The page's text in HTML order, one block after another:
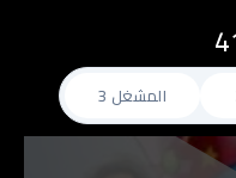
المشغل 3